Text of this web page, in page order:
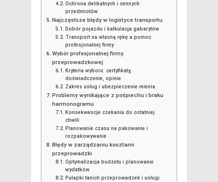
Ochrona delikatnych i cennych
przedmiotów
Najczęstsze błędy w logistyce transportu
Dobór pojazdu i kalkulacja gabarytów
Transport na własną rękę a pomoc
profesjonalnej firmy
Wybór profesjonalnej firmy
przeprowadzkowej
Kryteria wyboru: certyfikaty,
doświadczenie, opinie
Zakres usług i ubezpieczenie mienia
Problemy wynikające z pośpiechu i braku
harmonogramu
Konsekwencje czekania do ostatniej
chwili
Planowanie czasu na pakowanie i
rozpakowywanie
Błędy w zarządzaniu kosztami
przeprowadzki
Optymalizacja budżetu i planowanie
wydatków
Pułapki tanich przeprowadzek i usługi